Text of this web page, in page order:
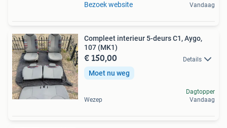
Bezoek website Vandaag
Compleet interieur 5-deurs C1, Aygo,
107 (MK1)
€ 150,00 Details
Moet nu weg
Wezep
Dagtopper
Vandaag